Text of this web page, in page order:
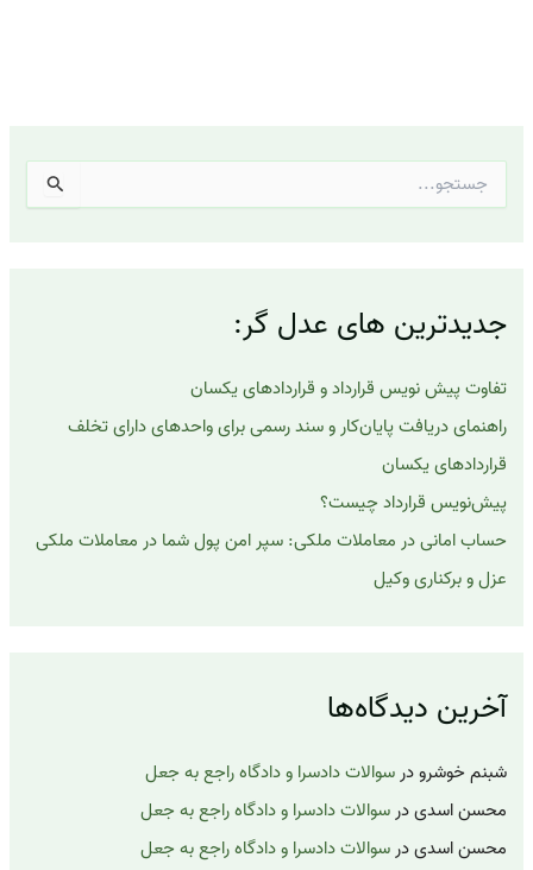
س
ر
:
جدیدترین های عدل گر:
تفاوت پیش نویس قرارداد و قراردادهای یکسان
راهنمای دریافت پایان‌کار و سند رسمی برای واحدهای دارای تخلف
قراردادهای یکسان
پیش‌نویس قرارداد چیست؟
حساب امانی در معاملات ملکی: سپر امن پول شما در معاملات ملکی
عزل و برکناری وکیل
آخرین دیدگاه‌ها
شبنم خوشرودرسوالات دادسرا و دادگاه راجع به جعل
محسن اسدیدرسوالات دادسرا و دادگاه راجع به جعل
محسن اسدیدرسوالات دادسرا و دادگاه راجع به جعل